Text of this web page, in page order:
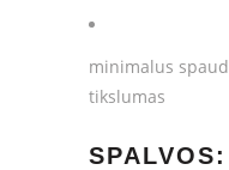
minimalus
tikslumas
SPALVOS: